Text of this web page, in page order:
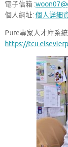
電子信箱 :
個人網址:個人詳細
Pure專家人才庫系統
https://